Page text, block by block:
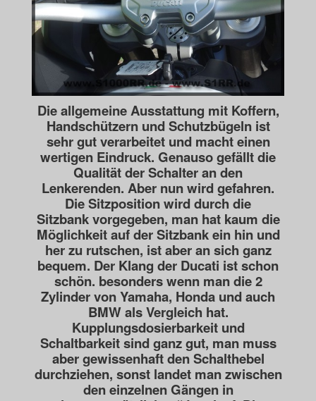
Die allgemeine Ausstattung mit Koffern,
Handschützern und Schutzbügeln ist
sehr gutverarbeitet und macht einen
wertigen Eindruck. Genauso gefällt die
Qualität der Schalteran den
Lenkerenden. Aber nun wird gefahren.
Die Sitzposition wird durch die
Sitzbankvorgegeben, man hat kaum die
Möglichkeit auf der Sitzbank ein hin und
her zu rutschen, ist aber an sich ganz
bequem. Der Klang der Ducati ist schon
schön. besonders wenn mandie 2
Zylinder von Yamaha, Honda und auch
BMW als Vergleich hat.
Kupplungsdosierbarkeit und
Schaltbarkeit sind ganz gut, man muss
aber gewissenhaft denSchalthebel
durchziehen, sonst landet man zwischen
den einzelnen Gängen in